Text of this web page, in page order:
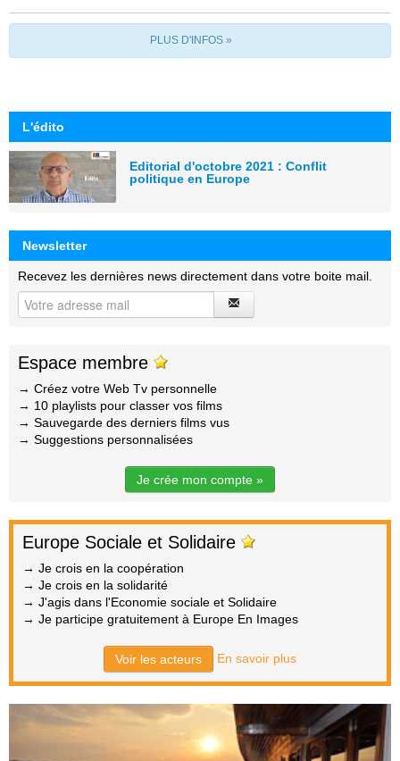
PLUS D'INFOS »
L'édito
Editorial d'octobre 2021 : Conflit
politique en Europe
Newsletter
Recevez les dernières news directement dans votre boite mail.
Espace membre
→ Créez votre Web Tv personnelle
→ 10 playlists pour classer vos films
→ Sauvegarde des derniers films vus
→ Suggestions personnalisées
Je crée mon compte »
Europe Sociale et Solidaire
→ Je crois en la coopération
→ Je crois en la solidarité
→ J'agis dans l'Economie sociale et Solidaire
→ Je participe gratuitement à Europe En Images
Voir les acteurs En savoir plus